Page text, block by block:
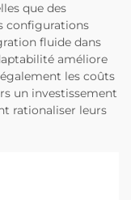
que des
configurations
fluide dans
améliore
les coûts
un investissement
rationaliser leurs